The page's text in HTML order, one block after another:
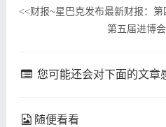
<<财报~星巴克发布最新财报：
第五届进博
您可能还会对下面的文章
随便看看